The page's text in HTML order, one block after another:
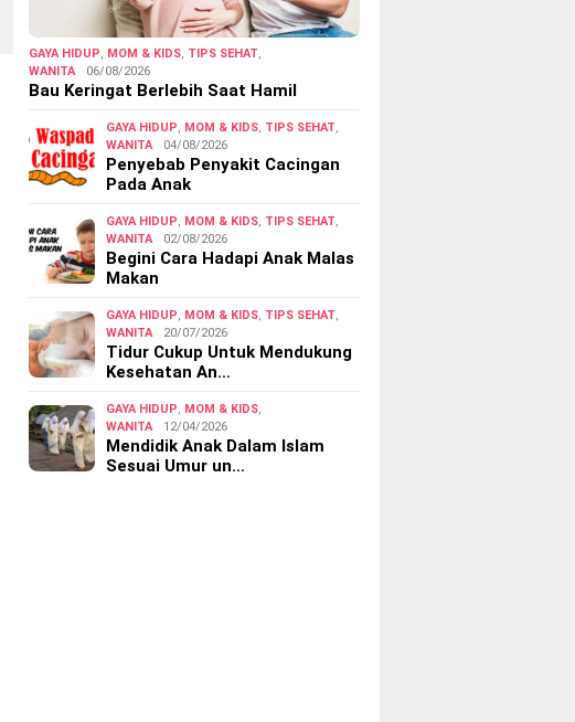
GAYA HIDUP, MOM & KIDS, TIPS SEHAT,
WANITA
06/08/2026
Bau Keringat Berlebih Saat Hamil
GAYA HIDUP, MOM & KIDS, TIPS SEHAT,
WANITA
04/08/2026
Penyebab Penyakit Cacingan
Pada Anak
GAYA HIDUP, MOM & KIDS, TIPS SEHAT,
WANITA
02/08/2026
Begini Cara Hadapi Anak Malas
Makan
GAYA HIDUP, MOM & KIDS, TIPS SEHAT,
WANITA
20/07/2026
Tidur Cukup Untuk Mendukung
Kesehatan An…
GAYA HIDUP, MOM & KIDS,
WANITA
12/04/2026
Mendidik Anak Dalam Islam
Sesuai Umur un…